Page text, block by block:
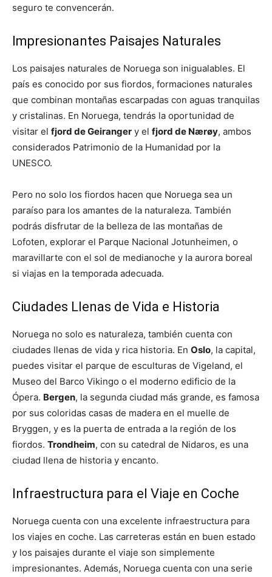
seguro te convencerán.
Impresionantes Paisajes Naturales
Los paisajes naturales de Noruega son inigualables. El
país es conocido por sus fiordos, formaciones naturales
que combinan montañas escarpadas con aguas tranquilas
y cristalinas. En Noruega, tendrás la oportunidad de
visitar el fjord de Geiranger y el fjord de Nærøy, ambos
considerados Patrimonio de la Humanidad por la
UNESCO.
Pero no solo los fiordos hacen que Noruega sea un
paraíso para los amantes de la naturaleza. También
podrás disfrutar de la belleza de las montañas de
Lofoten, explorar el Parque Nacional Jotunheimen, o
maravillarte con el sol de medianoche y la aurora boreal
si viajas en la temporada adecuada.
Ciudades Llenas de Vida e Historia
Noruega no solo es naturaleza, también cuenta con
ciudades llenas de vida y rica historia. En Oslo, la capital,
puedes visitar el parque de esculturas de Vigeland, el
Museo del Barco Vikingo o el moderno edificio de la
Ópera. Bergen, la segunda ciudad más grande, es famosa
por sus coloridas casas de madera en el muelle de
Bryggen, y es la puerta de entrada a la región de los
fiordos. Trondheim, con su catedral de Nidaros, es una
ciudad llena de historia y encanto.
Infraestructura para el Viaje en Coche
Noruega cuenta con una excelente infraestructura para
los viajes en coche. Las carreteras están en buen estado
y los paisajes durante el viaje son simplemente
impresionantes. Además, Noruega cuenta con una serie